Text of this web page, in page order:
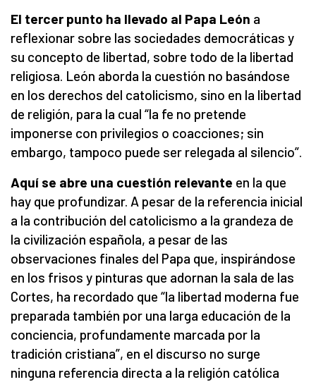
El tercer punto ha llevado al Papa León a
reflexionar sobre las sociedades democráticas y
su concepto de libertad, sobre todo de la libertad
religiosa. León aborda la cuestión no basándose
en los derechos del catolicismo, sino en la libertad
de religión, para la cual “la fe no pretende
imponerse con privilegios o coacciones; sin
embargo, tampoco puede ser relegada al silencio”.
Aquí se abre una cuestión relevante en la que
hay que profundizar. A pesar de la referencia inicial
a la contribución del catolicismo a la grandeza de
la civilización española, a pesar de las
observaciones finales del Papa que, inspirándose
en los frisos y pinturas que adornan la sala de las
Cortes, ha recordado que “la libertad moderna fue
preparada también por una larga educación de la
conciencia, profundamente marcada por la
tradición cristiana”, en el discurso no surge
ninguna referencia directa a la religión católica